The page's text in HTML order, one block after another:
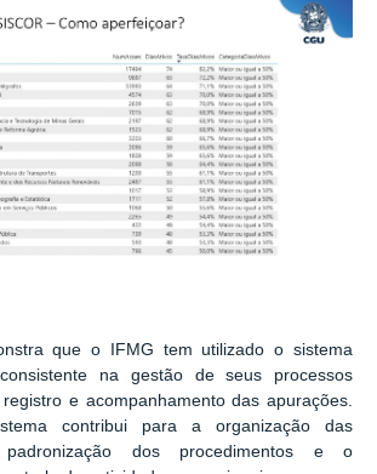
que o IFMG tem utilizado o sistema
na gestão de seus processos
e acompanhamento das apurações.
contribui para a organização das
dos procedimentos e o